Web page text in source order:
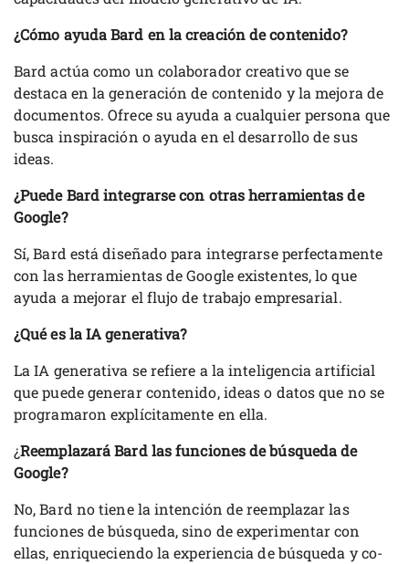
¿Cómo ayuda Bard en la creación de contenido?
Bard actúa como un colaborador creativo que se
destaca en la generación de contenido y la mejora de
documentos. Ofrece su ayuda a cualquier persona que
busca inspiración o ayuda en el desarrollo de sus
ideas.
¿Puede Bard integrarse con otras herramientas de
Google?
Sí, Bard está diseñado para integrarse perfectamente
con las herramientas de Google existentes, lo que
ayuda a mejorar el flujo de trabajo empresarial.
¿Qué es la IA generativa?
La IA generativa se refiere a la inteligencia artificial
que puede generar contenido, ideas o datos que no se
programaron explícitamente en ella.
¿Reemplazará Bard las funciones de búsqueda de
Google?
No, Bard no tiene la intención de reemplazar las
funciones de búsqueda, sino de experimentar con
ellas, enriqueciendo la experiencia de búsqueda y co-